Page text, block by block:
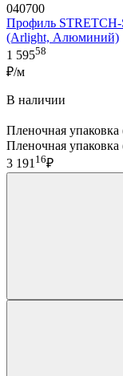
040700
Профиль
(Arlight, Алюминий)
1 59558
₽/м
В наличии
Пленочная
Пленочная
3 19116₽